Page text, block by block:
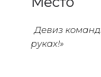
Девиз
руках!»